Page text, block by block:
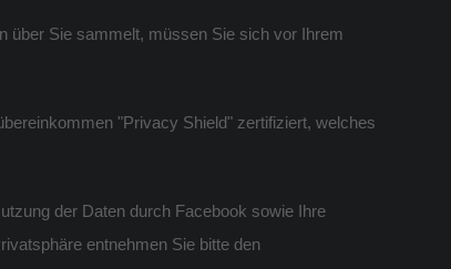
über Sie sammelt, müssen Sie sich vor Ihrem
"Privacy Shield" zertifiziert, welches
der Daten durch Facebook sowie Ihre
entnehmen Sie bitte den